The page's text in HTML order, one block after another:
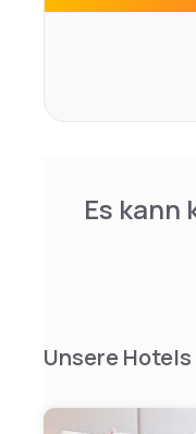
Es
Unsere